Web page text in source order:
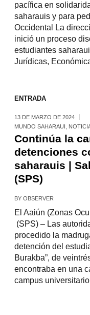
pacífica en
saharauis y para
Occidental La
inició un proceso
estudiantes
Jurídicas,
ENTRADA
13 DE MARZO DE 2024
MUNDO SAHARAUI
Continúa la
detenciones
saharauis |
(SPS)
BY OBSERVER
El Aaiún (Zonas
(SPS) – Las
procedido la
detención del
Burakba”, de
encontraba en una
campus